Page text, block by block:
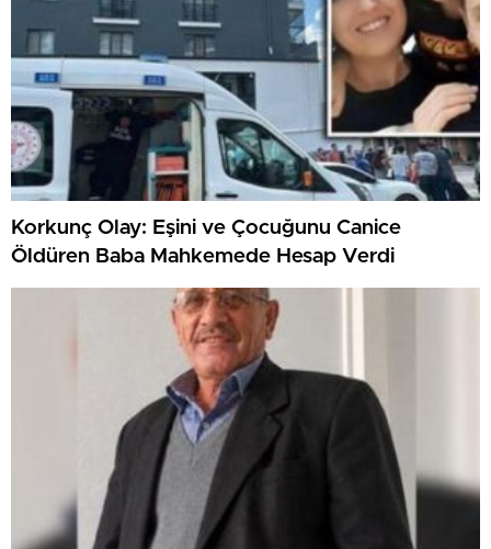
Korkunç Olay: Eşini ve Çocuğunu Canice
Öldüren Baba Mahkemede Hesap Verdi